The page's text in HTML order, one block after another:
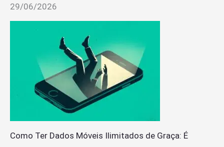
29/06/2026
Como Ter Dados Móveis Ilimitados de Graça: É